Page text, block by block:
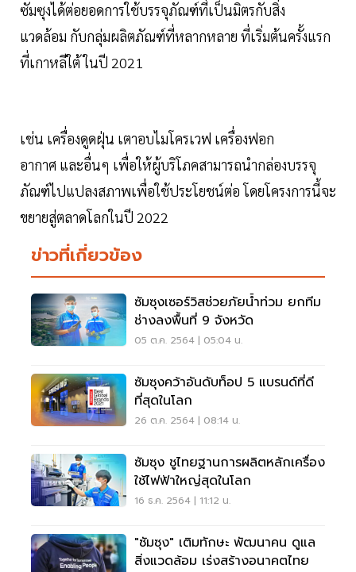
ซัมซุงได้ต่อยอดการใช้บรรจุภัณฑ์ที่เป็นมิตรกับสิ่ง
แวดล้อม กับกลุ่มผลิตภัณฑ์ที่หลากหลาย ที่เริ่มต้นครั้งแรก
ที่เกาหลีใต้ ในปี 2021
เช่น เครื่องดูดฝุ่น เตาอบไมโครเวฟ เครื่องฟอก
อากาศ และอื่นๆ เพื่อให้ผู้บริโภคสามารถนำกล่องบรรจุ
ภัณฑ์ไปแปลงสภาพเพื่อใช้ประโยชน์ต่อ โดยโครงการนี้จะ
ขยายสู่ตลาดโลกในปี 2022
ข่าวที่เกี่ยวข้อง
ซัมซุงเซอร์วิสช่วยภัยน้ำท่วม ยกทีม
ช่างลงพื้นที่ 9 จังหวัด
05 ต.ค. 2564 | 05:04 น.
ซัมซุงคว้าอันดับท็อป 5 แบรนด์ที่ดี
ที่สุดในโลก
26 ต.ค. 2564 | 08:14 น.
ซัมซุง ชูไทยฐานการผลิตหลักเครื่อง
ใช้ไฟฟ้าใหญ่สุดในโลก
16 ธ.ค. 2564 | 11:12 น.
"ซัมซุง" เติมทักษะ พัฒนาคน ดูแล
สิ่งแวดล้อม เร่งสร้างอนาคตไทย